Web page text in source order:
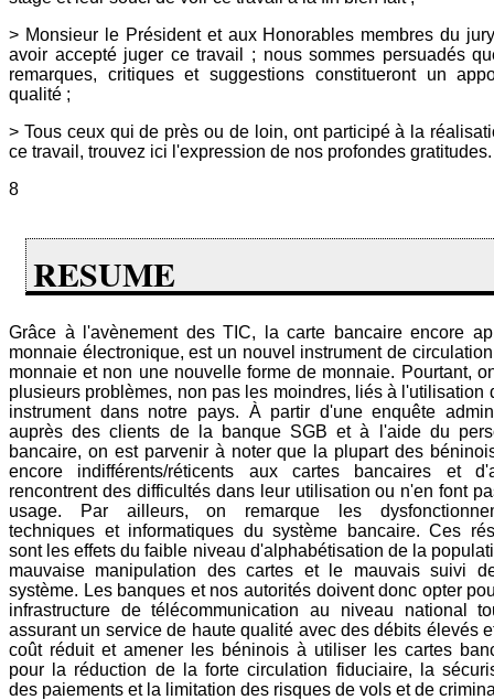
> Monsieur le Président et aux Honorables membres du
avoir accepté juger ce travail ; nous sommes persuadés
remarques, critiques et suggestions constitueront un
qualité ;
> Tous ceux qui de près ou de loin, ont participé à la
ce travail, trouvez ici l'expression de nos profondes gratitudes.
8
RESUME
Grâce à l'avènement des TIC, la carte bancaire encore
monnaie électronique, est un nouvel instrument de
monnaie et non une nouvelle forme de monnaie. Pourtant,
plusieurs problèmes, non pas les moindres, liés à l'utilisation
instrument dans notre pays. À partir d'une enquête
auprès des clients de la banque SGB et à l'aide du
bancaire, on est parvenir à noter que la plupart des
encore indifférents/réticents aux cartes bancaires et
rencontrent des difficultés dans leur utilisation ou n'en font
usage. Par ailleurs, on remarque les
techniques et informatiques du système bancaire. Ces
sont les effets du faible niveau d'alphabétisation de la
mauvaise manipulation des cartes et le mauvais suivi
système. Les banques et nos autorités doivent donc opter
infrastructure de télécommunication au niveau national
assurant un service de haute qualité avec des débits élevés
coût réduit et amener les béninois à utiliser les cartes
pour la réduction de la forte circulation fiduciaire, la
des paiements et la limitation des risques de vols et de